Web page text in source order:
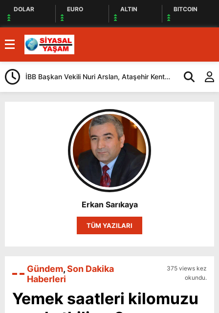
DOLAR EURO ALTIN BITCOIN
İBB Başkan Vekili Nuri Arslan, Ataşehir Kent
Lokantasını Ziyaret Etti
Tuzla’da
Düzenlendi
Erkan Sarıkaya
TÜM YAZILARI
Gündem,Son Dakika
Haberleri
375 views kez
okundu.
Yemek saatleri kilomuzu